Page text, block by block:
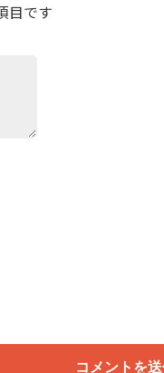
目です